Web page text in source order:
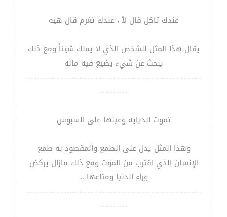
عندك تاكل قال لأ ، عندك تغرم قال هيه
يقال هذا المثل للشخص الذي لا يملك شيئاً ومع ذلك
يبحث عن شيء يضيع فيه ماله
---------------------------------------------------------------------
-----------
تموت الديايه وعينها على السبوس
وهذا المثل يدل على الطمع والمقصود به طمع
الإنسان الذي اقترب من الموت ومع ذلك مازال يركض
وراء الدنيا ومتاعها ..
---------------------------------------------------------------------
-----------